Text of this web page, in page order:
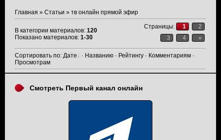
Главная » Статьи » тв онлайн прямой эфир
В категории материалов: 120
Показано материалов: 1-30
Страницы: 1
2
3
4 »
Сортировать по: Дате · Названию · Рейтингу · Комментариям ·
Просмотрам
Смотреть Первый канал онлайн